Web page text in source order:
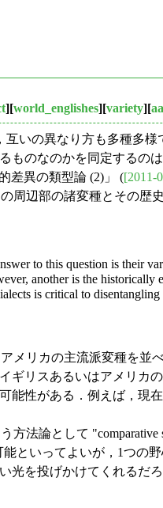
][world_englishes][variety][
いの異なり方も多種多
のなのかを同定するの
差異の類型論 (2)」 ([2011-
辺部の諸変種とその歴
to this question is their
another is the historically
is critical to
メリカの主流派変種を並
リスあるいはアメリカ
性がある．例えば，現
法論として
といってよいが，1つの
光を投げかけてくれるだろ